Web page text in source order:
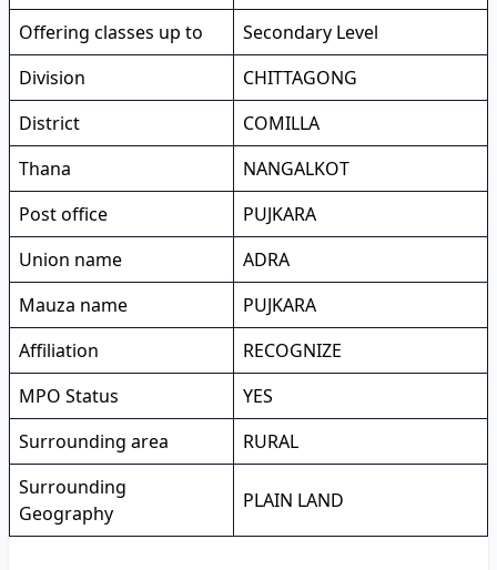
Offering classes up to
Secondary Level
Division
CHITTAGONG
District
COMILLA
Thana
NANGALKOT
Post office
PUJKARA
Union name
ADRA
Mauza name
PUJKARA
Affiliation
RECOGNIZE
MPO Status
YES
Surrounding area
RURAL
Surrounding
Geography
PLAIN LAND